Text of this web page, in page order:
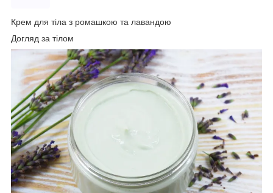
Крем для тіла з ромашкою та лавандою
Догляд за тілом